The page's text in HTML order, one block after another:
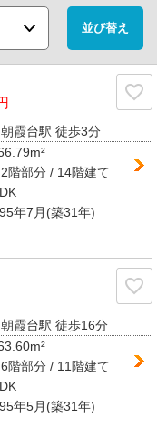
霞台駅徒歩3分
2階部分 / 14階建て
年7月(築31年)
霞台駅徒歩16分
6階部分 / 11階建て
年5月(築31年)